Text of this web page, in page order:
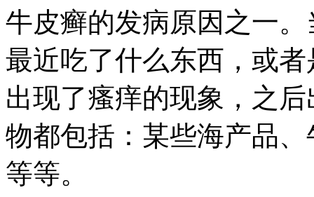
牛皮癣的发病原因之一
最近吃了什么东西，或
出现了瘙痒的现象，之
物都包括：某些海产品
等等。